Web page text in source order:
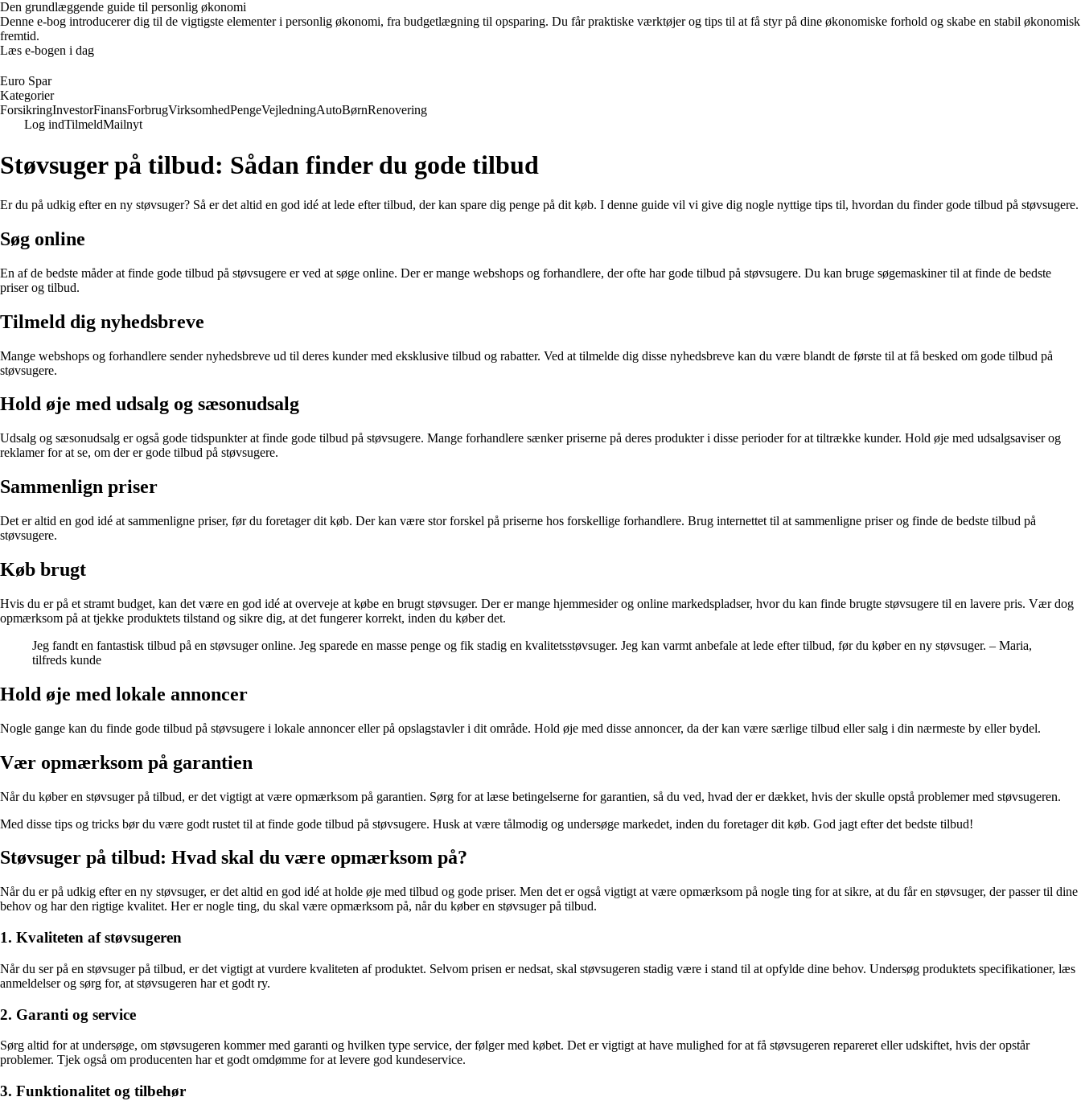
Den grundlæggende guide til personlig økonomi
Denne e-bog introducerer dig til de vigtigste elementer i personlig økonomi, fra budgetlægning til opsparing. Du får praktiske værktøjer og tips til at få styr på dine økonomiske forhold og skabe en stabil økonomisk
fremtid.
Læs e-bogen i dag
Euro Spar
Kategorier
ForsikringInvestorFinansForbrugVirksomhedPengeVejledningAutoBørnRenovering
Log indTilmeldMailnyt
Støvsuger på tilbud: Sådan finder du gode tilbud
Er du på udkig efter en ny støvsuger? Så er det altid en god idé at lede efter tilbud, der kan spare dig penge på dit køb. I denne guide vil vi give dig nogle nyttige tips til, hvordan du finder gode tilbud på støvsugere.
Søg online
En af de bedste måder at finde gode tilbud på støvsugere er ved at søge online. Der er mange webshops og forhandlere, der ofte har gode tilbud på støvsugere. Du kan bruge søgemaskiner til at finde de bedste
priser og tilbud.
Tilmeld dig nyhedsbreve
Mange webshops og forhandlere sender nyhedsbreve ud til deres kunder med eksklusive tilbud og rabatter. Ved at tilmelde dig disse nyhedsbreve kan du være blandt de første til at få besked om gode tilbud på
støvsugere.
Hold øje med udsalg og sæsonudsalg
Udsalg og sæsonudsalg er også gode tidspunkter at finde gode tilbud på støvsugere. Mange forhandlere sænker priserne på deres produkter i disse perioder for at tiltrække kunder. Hold øje med udsalgsaviser og
reklamer for at se, om der er gode tilbud på støvsugere.
Sammenlign priser
Det er altid en god idé at sammenligne priser, før du foretager dit køb. Der kan være stor forskel på priserne hos forskellige forhandlere. Brug internettet til at sammenligne priser og finde de bedste tilbud på
støvsugere.
Køb brugt
Hvis du er på et stramt budget, kan det være en god idé at overveje at købe en brugt støvsuger. Der er mange hjemmesider og online markedspladser, hvor du kan finde brugte støvsugere til en lavere pris. Vær dog
opmærksom på at tjekke produktets tilstand og sikre dig, at det fungerer korrekt, inden du køber det.
Jeg fandt en fantastisk tilbud på en støvsuger online. Jeg sparede en masse penge og fik stadig en kvalitetsstøvsuger. Jeg kan varmt anbefale at lede efter tilbud, før du køber en ny støvsuger. – Maria,
tilfreds kunde
Hold øje med lokale annoncer
Nogle gange kan du finde gode tilbud på støvsugere i lokale annoncer eller på opslagstavler i dit område. Hold øje med disse annoncer, da der kan være særlige tilbud eller salg i din nærmeste by eller bydel.
Vær opmærksom på garantien
Når du køber en støvsuger på tilbud, er det vigtigt at være opmærksom på garantien. Sørg for at læse betingelserne for garantien, så du ved, hvad der er dækket, hvis der skulle opstå problemer med støvsugeren.
Med disse tips og tricks bør du være godt rustet til at finde gode tilbud på støvsugere. Husk at være tålmodig og undersøge markedet, inden du foretager dit køb. God jagt efter det bedste tilbud!
Støvsuger på tilbud: Hvad skal du være opmærksom på?
Når du er på udkig efter en ny støvsuger, er det altid en god idé at holde øje med tilbud og gode priser. Men det er også vigtigt at være opmærksom på nogle ting for at sikre, at du får en støvsuger, der passer til dine
behov og har den rigtige kvalitet. Her er nogle ting, du skal være opmærksom på, når du køber en støvsuger på tilbud.
1. Kvaliteten af støvsugeren
Når du ser på en støvsuger på tilbud, er det vigtigt at vurdere kvaliteten af produktet. Selvom prisen er nedsat, skal støvsugeren stadig være i stand til at opfylde dine behov. Undersøg produktets specifikationer, læs
anmeldelser og sørg for, at støvsugeren har et godt ry.
2. Garanti og service
Sørg altid for at undersøge, om støvsugeren kommer med garanti og hvilken type service, der følger med købet. Det er vigtigt at have mulighed for at få støvsugeren repareret eller udskiftet, hvis der opstår
problemer. Tjek også om producenten har et godt omdømme for at levere god kundeservice.
3. Funktionalitet og tilbehør